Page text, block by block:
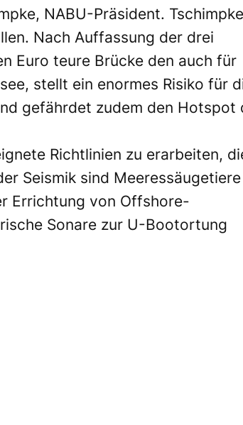
NABU-Präsident. Tschimpke
Nach Auffassung der drei
Euro teure Brücke den auch für
stellt ein enormes Risiko für
gefährdet zudem den Hotspot
Richtlinien zu erarbeiten,
Seismik sind Meeressäugetiere
Errichtung von Offshore-
Sonare zur U-Bootortung